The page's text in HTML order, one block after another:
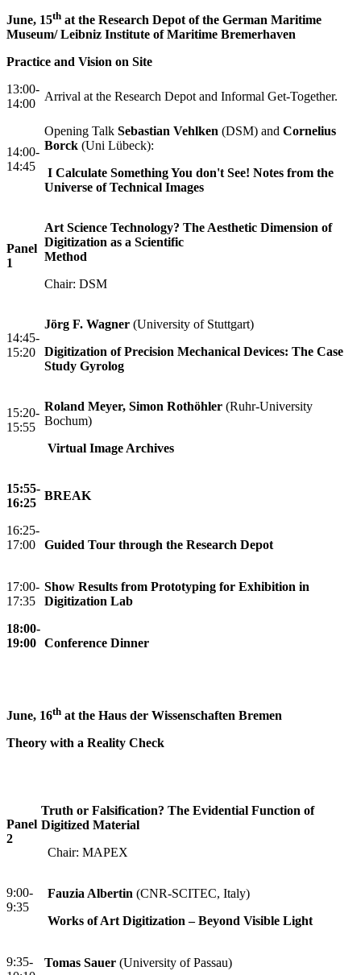
June, 15th at the Research Depot of the German Maritime
Museum/ Leibniz Institute of Maritime Bremerhaven
Practice and Vision on Site
13:00-
14:00
Arrival at the Research Depot and Informal Get-Together.
14:00-
14:45
Opening Talk Sebastian Vehlken (DSM) and Cornelius
Borck (Uni Lübeck):
I Calculate Something You don't See! Notes from the
Universe of Technical Images
Panel
1
Art Science Technology? The Aesthetic Dimension of
Digitization as a Scientific
Method
Chair: DSM
14:45-
15:20
Jörg F. Wagner (University of Stuttgart)
Digitization of Precision Mechanical Devices: The Case
Study Gyrolog
15:20-
15:55
Roland Meyer, Simon Rothöhler (Ruhr-University
Bochum)
Virtual Image Archives
15:55-
16:25
BREAK
16:25-
17:00
Guided Tour through the Research Depot
17:00-
17:35
Show Results from Prototyping for Exhibition in
Digitization Lab
18:00-
19:00 Conference Dinner
June, 16th at the Haus der Wissenschaften Bremen
Theory with a Reality Check
Panel
2
Truth or Falsification? The Evidential Function of
Digitized Material
Chair: MAPEX
9:00-
9:35
Fauzia Albertin (CNR-SCITEC, Italy)
Works of Art Digitization – Beyond Visible Light
9:35-
Tomas Sauer (University of Passau)